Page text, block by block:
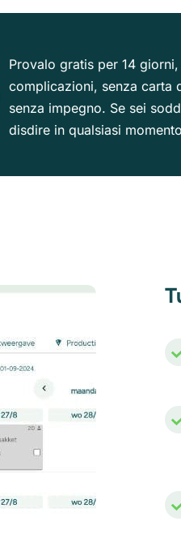
Provalo gratis per 14 giorni,
complicazioni, senza carta
senza impegno. Se sei
disdire in qualsiasi